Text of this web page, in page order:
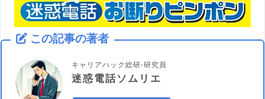
この記事の著者
キャリアハック総研-研究員
迷惑電話ソムリエ